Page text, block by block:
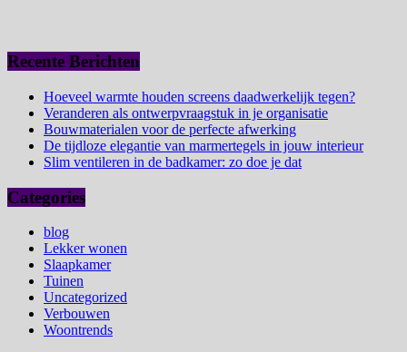
Recente Berichten
Hoeveel warmte houden screens daadwerkelijk tegen?
Veranderen als ontwerpvraagstuk in je organisatie
Bouwmaterialen voor de perfecte afwerking
De tijdloze elegantie van marmertegels in jouw interieur
Slim ventileren in de badkamer: zo doe je dat
Categories
blog
Lekker wonen
Slaapkamer
Tuinen
Uncategorized
Verbouwen
Woontrends